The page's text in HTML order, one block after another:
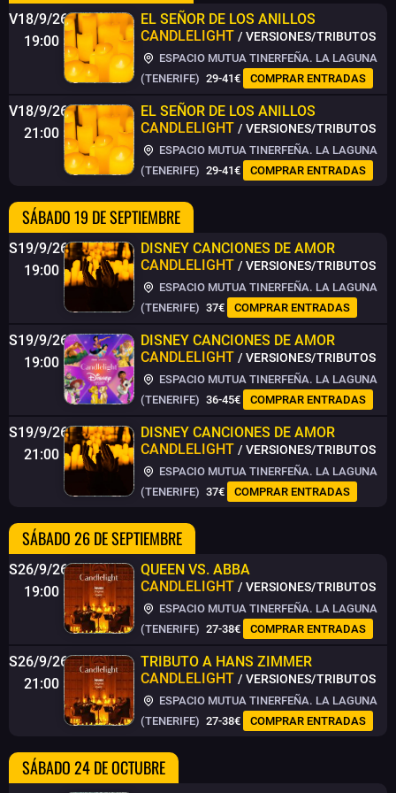
V18/9/26
19:00
EL SEÑOR DE LOS ANILLOS
CANDLELIGHT / VERSIONES/TRIBUTOS
ESPACIO MUTUA TINERFEÑA. LA LAGUNA
(TENERIFE) 29-41€ COMPRAR ENTRADAS
V18/9/26
21:00
EL SEÑOR DE LOS ANILLOS
CANDLELIGHT / VERSIONES/TRIBUTOS
ESPACIO MUTUA TINERFEÑA. LA LAGUNA
(TENERIFE) 29-41€ COMPRAR ENTRADAS
SÁBADO 19 DE SEPTIEMBRE
S19/9/26
19:00
DISNEY CANCIONES DE AMOR
CANDLELIGHT / VERSIONES/TRIBUTOS
ESPACIO MUTUA TINERFEÑA. LA LAGUNA
(TENERIFE) 37€ COMPRAR ENTRADAS
S19/9/26
19:00
DISNEY CANCIONES DE AMOR
CANDLELIGHT / VERSIONES/TRIBUTOS
ESPACIO MUTUA TINERFEÑA. LA LAGUNA
(TENERIFE) 36-45€ COMPRAR ENTRADAS
S19/9/26
21:00
DISNEY CANCIONES DE AMOR
CANDLELIGHT / VERSIONES/TRIBUTOS
ESPACIO MUTUA TINERFEÑA. LA LAGUNA
(TENERIFE) 37€ COMPRAR ENTRADAS
SÁBADO 26 DE SEPTIEMBRE
S26/9/26
19:00
QUEEN VS. ABBA
CANDLELIGHT / VERSIONES/TRIBUTOS
ESPACIO MUTUA TINERFEÑA. LA LAGUNA
(TENERIFE) 27-38€ COMPRAR ENTRADAS
S26/9/26
21:00
TRIBUTO A HANS ZIMMER
CANDLELIGHT / VERSIONES/TRIBUTOS
ESPACIO MUTUA TINERFEÑA. LA LAGUNA
(TENERIFE) 27-38€ COMPRAR ENTRADAS
SÁBADO 24 DE OCTUBRE